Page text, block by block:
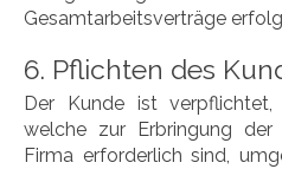
Gesamtarbeitsverträge
6. Pflichten des
Der Kunde ist verpflichtet,
welche zur Erbringung
Firma erforderlich sind,